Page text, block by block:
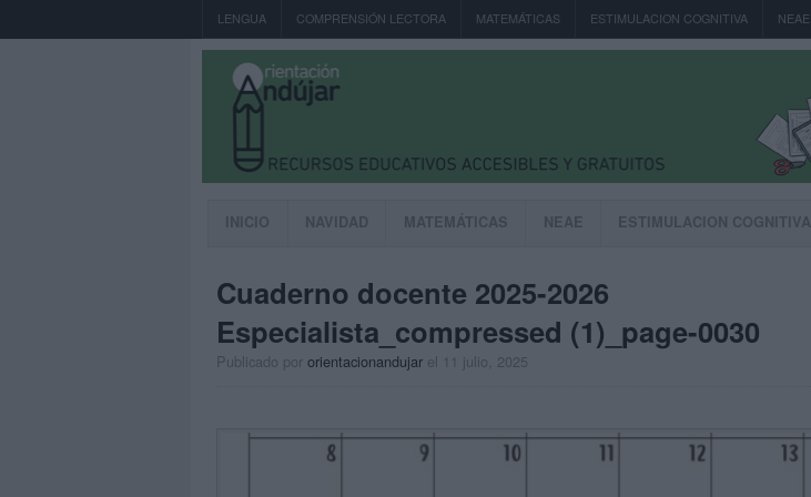
LENGUA COMPRENSIÓN LECTORA MATEMÁTICAS ESTIMULACION COGNITIVA NEAE
INICIO NAVIDAD MATEMÁTICAS NEAE ESTIMULACION COGNITIVA
Cuaderno docente 2025-2026
Especialista_compressed (1)_page-0030
Publicado por orientacionandujar el 11 julio, 2025